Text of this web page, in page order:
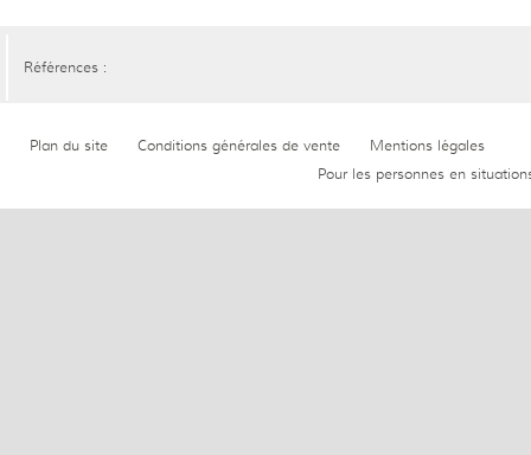
Références :
Plan du site Conditions générales de vente
Mentions légales
Pour les personnes en